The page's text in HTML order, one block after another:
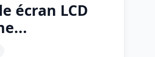
écran LCD